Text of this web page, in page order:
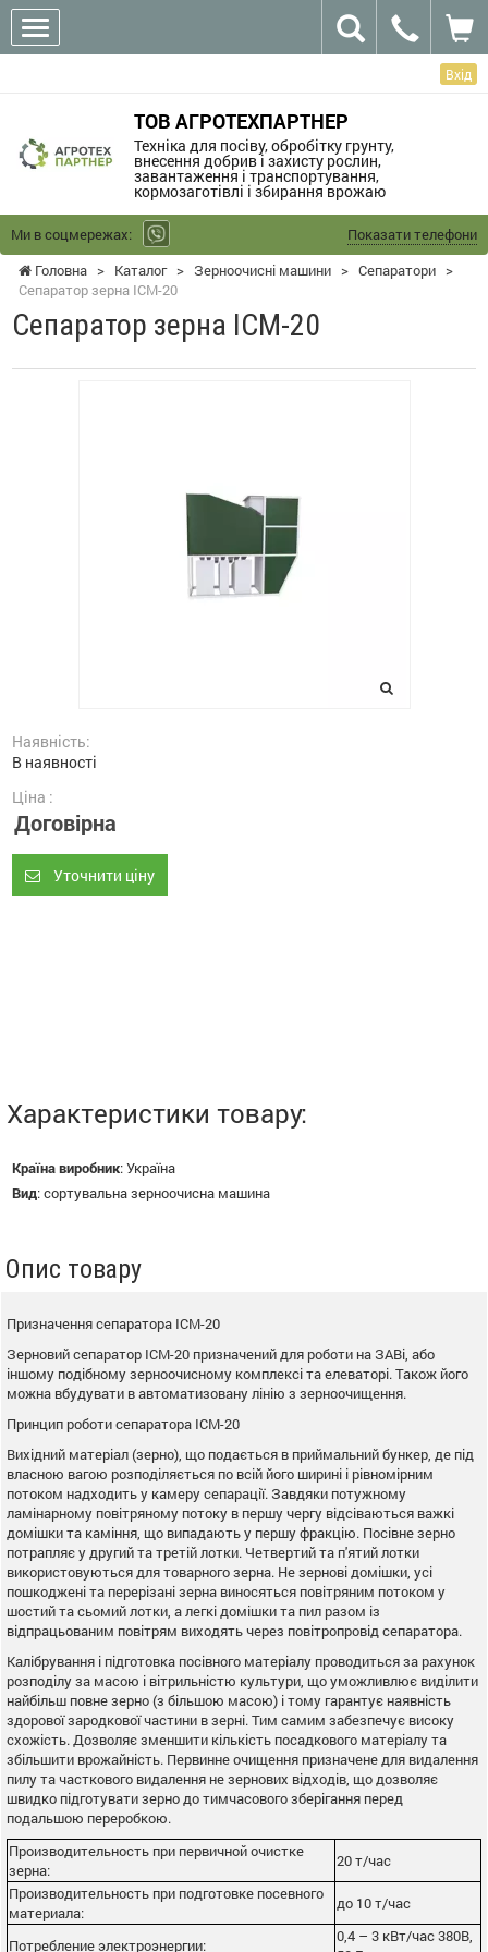
Вхід
ТОВ АГРОТЕХПАРТНЕР
Техніка для посіву, обробітку грунту,
внесення добрив і захисту рослин,
завантаження і транспортування,
кормозаготівлі і збирання врожаю
Ми в соцмережах:
Показати телефони
Головна > Каталог > Зерноочисні машини > Сепаратори >
Сепаратор зерна ІСМ-20
Сепаратор зерна ІСМ-20
Наявність:
В наявності
Ціна :
Договірна
Уточнити ціну
Характеристики товару:
Країна виробник:Україна
Вид:сортувальна зерноочисна машина
Опис товару
Призначення сепаратора ІСМ-20
Зерновий сепаратор ІСМ-20 призначений для роботи на ЗАВі, або
іншому подібному зерноочисному комплексі та елеваторі. Також його
можна вбудувати в автоматизовану лінію з зерноочищення.
Принцип роботи сепаратора ІСМ-20
Вихідний матеріал (зерно), що подається в приймальний бункер, де під
власною вагою розподіляється по всій його ширині і рівномірним
потоком надходить у камеру сепарації. Завдяки потужному
ламінарному повітряному потоку в першу чергу відсіваються важкі
домішки та каміння, що випадають у першу фракцію. Посівне зерно
потрапляє у другий та третій лотки. Четвертий та п'ятий лотки
використовуються для товарного зерна. Не зернові домішки, усі
пошкоджені та перерізані зерна виносяться повітряним потоком у
шостий та сьомий лотки, а легкі домішки та пил разом із
відпрацьованим повітрям виходять через повітропровід сепаратора.
Калібрування і підготовка посівного матеріалу проводиться за рахунок
розподілу за масою і вітрильністю культури, що уможливлює виділити
найбільш повне зерно (з більшою масою) і тому гарантує наявність
здорової зародкової частини в зерні. Тим самим забезпечує високу
схожість. Дозволяє зменшити кількість посадкового матеріалу та
збільшити врожайність. Первинне очищення призначене для видалення
пилу та часткового видалення не зернових відходів, що дозволяє
швидко підготувати зерно до тимчасового зберігання перед
подальшою переробкою.
Производительность при первичной очистке
зерна:
20 т/час
Производительность при подготовке посевного
материала:
до 10 т/час
Потребление электроэнергии:
0,4 – 3 кВт/час 380В,